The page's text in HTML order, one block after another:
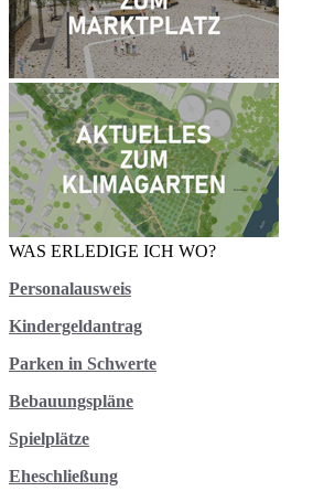
WAS ERLEDIGE ICH WO?
Personalausweis
Kindergeldantrag
Parken in Schwerte
Bebauungspläne
Spielplätze
Eheschließung